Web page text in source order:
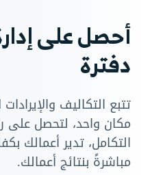
أحصل على
دفترة
تتبع التكاليف
مكان واحد، لتحصل على
التكامل، تدير أعمالك
مباشرةً بنتائج أعمالك.